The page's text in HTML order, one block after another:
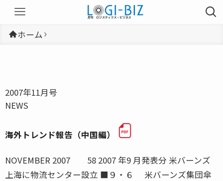
ホーム
2007年11月号
NEWS
海外トレンド報告（中国編）
NOVEMBER 2007 58 2007 年9 月発表分 米バーンズ
上海に物流センター設立 ■９・６ 米バーンズ集団傘